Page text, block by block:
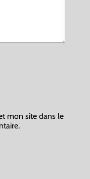
mon site dans le